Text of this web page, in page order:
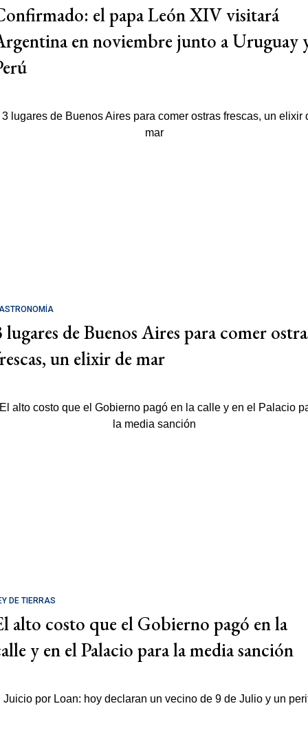
el papa León XIV visitará
en noviembre junto a Uruguay
lugares de Buenos Aires para comer
un elixir de mar
DE TIERRAS
alto costo que el Gobierno pagó en la
y en el Palacio para la media sanción